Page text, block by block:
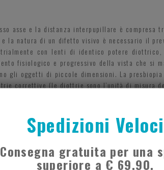
asse e la distanza interpupillare è compresa
la natura di un difetto visivo è necessario il
con lenti di identico potere diottrico,
fisiologico e progressivo della vista che
gli oggetti di piccole dimensioni. La
correttive (le diottrie sono l’unità di misura
né per la visione da lontano, né per la
con possibile cefalea. In tal caso è
visivi. Gli occhiali premontati per la
per la presbiopia non devono essere
in ciascun occhio è diverso.
mentre anisometropia è caratterizzata da un
Spedizioni Veloci
Consegna gratuita per una
superiore a € 69,90.